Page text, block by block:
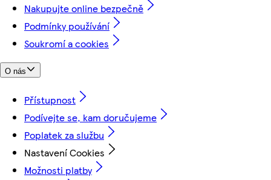
Nakupujte online bezpečně
Podmínky používání
Soukromí a cookies
O nás
Přístupnost
Podívejte se, kam doručujeme
Poplatek za službu
Nastavení Cookies
Možnosti platby